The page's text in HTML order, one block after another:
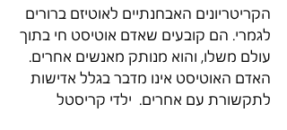
הקריטריונים האבחנתיים לאוטיזם ברורים
לגמרי. הם קובעים שאדם אוטיסט חי בתוך
עולם משלו, והוא מנותק מאנשים אחרים.
האדם האוטיסט אינו מדבר בגלל אדישות
לתקשורת עם אחרים.  ילדי קריסטל